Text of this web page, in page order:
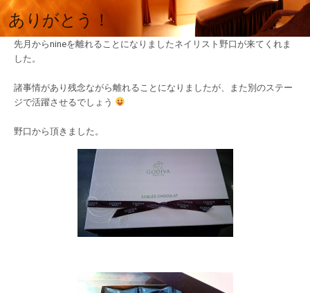
ありがとう！
先月からnineを離れることになりましたネイリスト野口が来てくれま
した。
諸事情があり残念ながら離れることになりましたが、また別のステー
ジで活躍させるでしょう
野口から頂きました。